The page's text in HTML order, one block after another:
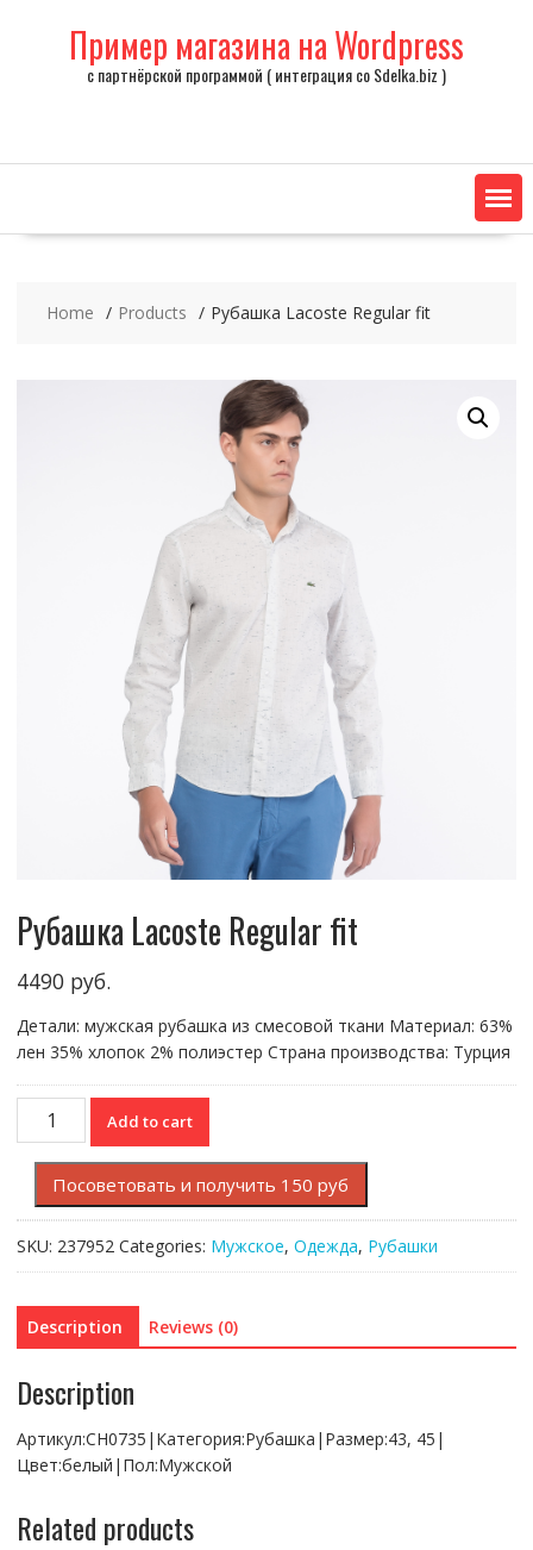
Пример магазина на Wordpress
с партнёрской программой ( интеграция со Sdelka.biz )
Home Products Рубашка Lacoste Regular fit
Рубашка Lacoste Regular fit
4490руб.
Детали: мужская рубашка из смесовой ткани Материал: 63%
лен 35% хлопок 2% полиэстер Страна производства: Турция
Рубашка
Lacoste
Regular
quantity
Add to cart
Посоветовать и получить 150 руб
SKU: 237952 Categories: Мужское, Одежда, Рубашки
Description Reviews (0)
Description
Артикул:CH0735|Категория:Рубашка|Размер:43, 45|
Цвет:белый|Пол:Мужской
Related products